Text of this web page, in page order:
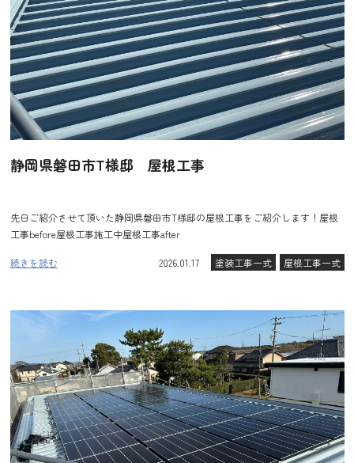
静岡県磐田市T様邸 屋根工事
先日ご紹介させて頂いた静岡県磐田市T様邸の屋根工事をご紹介します！屋根
工事before屋根工事施工中屋根工事after
続きを読む 2026.01.17 塗装工事一式 屋根工事一式